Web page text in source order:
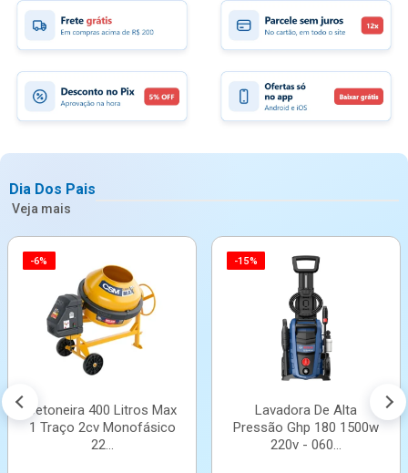
Dia Dos Pais
Veja mais
-6%
Betoneira 400 Litros Max
1 Traço 2cv Monofásico
22...
-15%
Lavadora De Alta
Pressão Ghp 180 1500w
220v - 060...